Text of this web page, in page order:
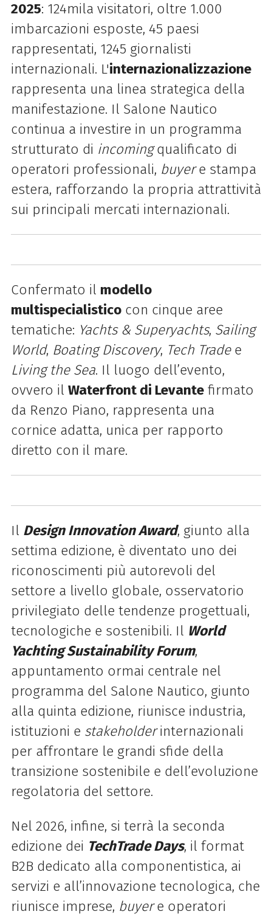
2025: 124mila visitatori, oltre 1.000
imbarcazioni esposte, 45 paesi
rappresentati, 1245 giornalisti
internazionali. L'internazionalizzazione
rappresenta una linea strategica della
manifestazione. Il Salone Nautico
continua a investire in un programma
strutturato di incomingqualificato di
operatori professionali, buyere stampa
estera, rafforzando la propria attrattività
sui principali mercati internazionali.
Confermato il modello
multispecialisticocon cinque aree
tematiche: Yachts & Superyachts, Sailing
World, Boating Discovery, Tech Tradee
Living the Sea. Il luogo dell’evento,
ovvero il Waterfront di Levantefirmato
da Renzo Piano, rappresenta una
cornice adatta, unica per rapporto
diretto con il mare.
Il Design Innovation Award, giunto alla
settima edizione, è diventato uno dei
riconoscimenti più autorevoli del
settore a livello globale, osservatorio
privilegiato delle tendenze progettuali,
tecnologiche e sostenibili. Il World
Yachting Sustainability Forum,
appuntamento ormai centrale nel
programma del Salone Nautico, giunto
alla quinta edizione, riunisce industria,
istituzioni e stakeholderinternazionali
per affrontare le grandi sfide della
transizione sostenibile e dell’evoluzione
regolatoria del settore.
Nel 2026, infine, si terrà la seconda
edizione dei TechTrade Days, il format
B2B dedicato alla componentistica, ai
servizi e all’innovazione tecnologica, che
riunisce imprese, buyere operatori